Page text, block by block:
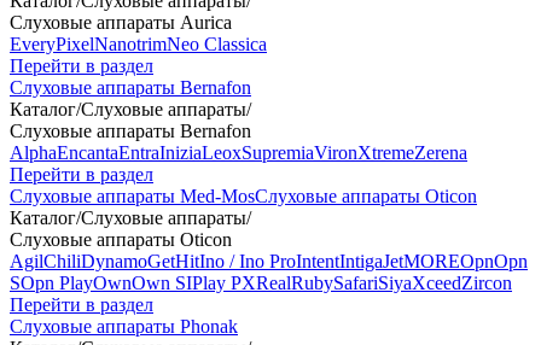
Слуховые аппараты Aurica
EveryPixelNanotrimNeo Classica
Перейти в раздел
Слуховые аппараты Bernafon
Каталог/Слуховые аппараты/
Слуховые аппараты Bernafon
AlphaEncantaEntraIniziaLeoxSupremiaVironXtremeZerena
Перейти в раздел
Слуховые аппараты Med-MosСлуховые аппараты Oticon
Каталог/Слуховые аппараты/
Слуховые аппараты Oticon
AgilChiliDynamoGetHitIno / Ino ProIntentIntigaJetMOREOpnOpn
SOpn PlayOwnOwn SIPlay PXRealRubySafariSiyaXceedZircon
Перейти в раздел
Слуховые аппараты Phonak